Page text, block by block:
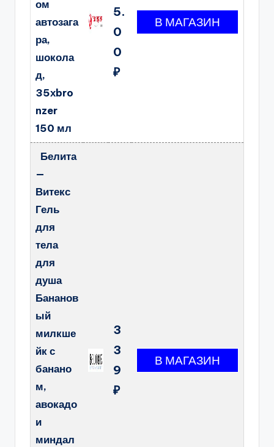
ом
автозага
ра,
шокола
д,
35хbro
nzer
150 мл
5.
0
0
₽
Белита
—
Витекс
Гель
для
тела
для
душа
Бананов
ый
милкше
йк с
банано
м,
авокадо
и
миндал
3
3
9
₽